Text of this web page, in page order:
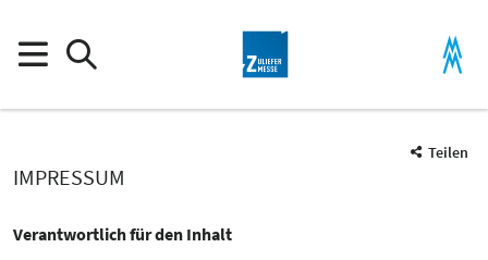
Teilen
IMPRESSUM
Verantwortlich für den Inhalt